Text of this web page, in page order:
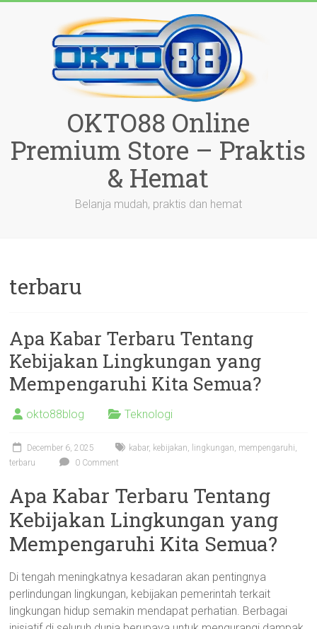
OKTO88 Online
Premium Store – Praktis
& Hemat
Belanja mudah, praktis dan hemat
terbaru
Apa Kabar Terbaru Tentang
Kebijakan Lingkungan yang
Mempengaruhi Kita Semua?
okto88blog Teknologi
December 6, 2025 kabar, kebijakan lingkungan mempengaruhi
terbaru
0 Comment
Apa Kabar Terbaru Tentang
Kebijakan Lingkungan yang
Mempengaruhi Kita Semua?
Di tengah meningkatnya kesadaran akan pentingnya
perlindungan lingkungan, kebijakan pemerintah terkait
lingkungan hidup semakin mendapat perhatian. Berbagai